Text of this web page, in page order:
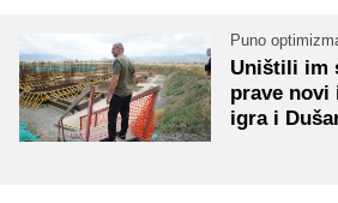
Puno
Uništili im
prave novi
igra i